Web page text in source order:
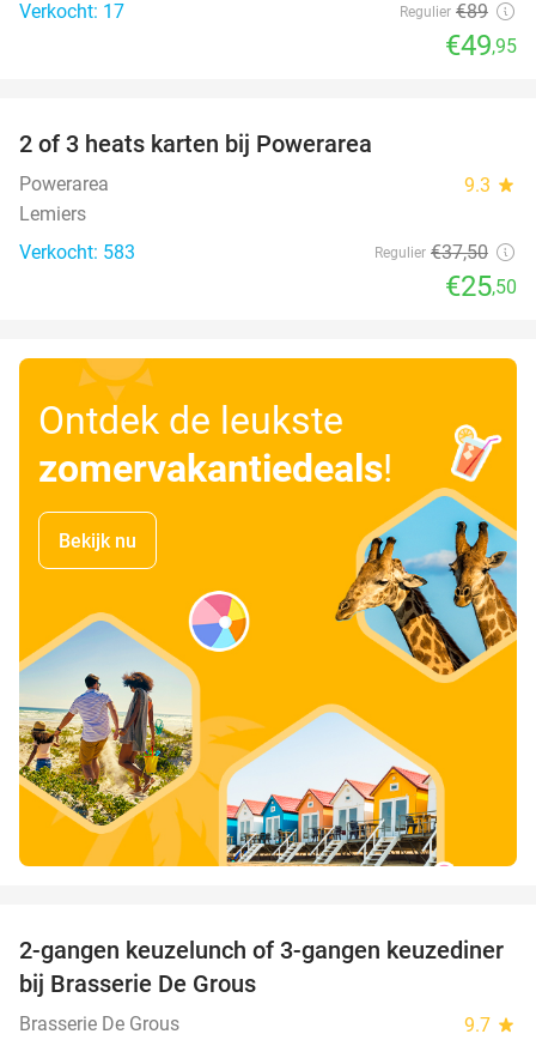
Verkocht: 17 Regulier €89
€49,95
2 of 3 heats karten bij Powerarea
Powerarea 9.3 star
Lemiers
Verkocht: 583
Regulier €37,50
€25,50
Ontdek de leukste
zomervakantiedeals!
Bekijk nu
30%
2-gangen keuzelunch of 3-gangen keuzediner
bij Brasserie De Grous
Brasserie De Grous 9.7 star